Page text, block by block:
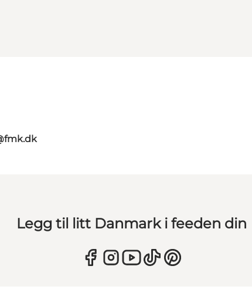
Legg til litt Danmark i feeden din